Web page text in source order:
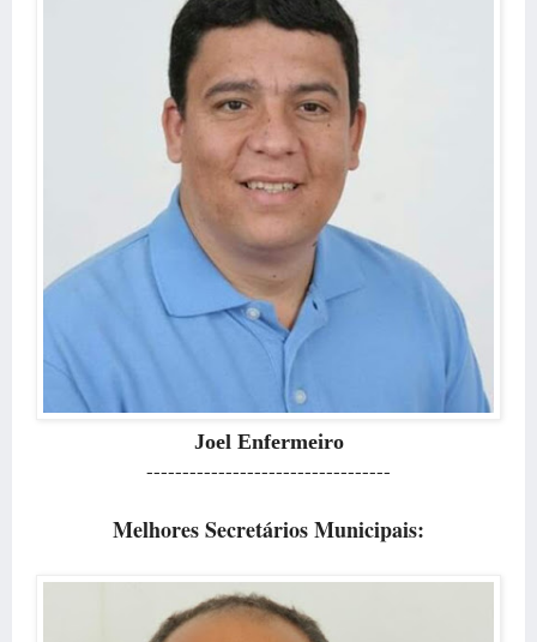
Joel Enfermeiro
----------------------------------
Melhores Secretários Municipais: